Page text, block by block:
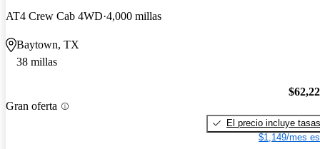
AT4 Crew Cab 4WD 4,000 millas
Baytown, TX
38 millas
Gran oferta
El precio incluye tasas
$1,149/mes